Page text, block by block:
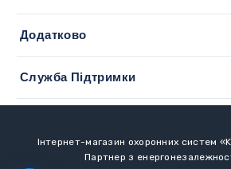
Додатково
Служба Підтримки
Інтернет-магазин охоронних систем
Партнер з